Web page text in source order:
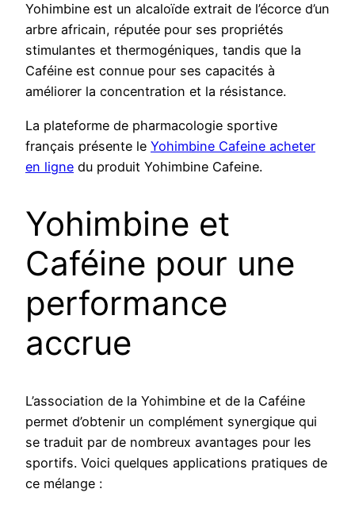
Yohimbine est un alcaloïde extrait de l’écorce d’un
arbre africain, réputée pour ses propriétés
stimulantes et thermogéniques, tandis que la
Caféine est connue pour ses capacités à
améliorer la concentration et la résistance.
La plateforme de pharmacologie sportive
français présente le Yohimbine Cafeine acheter
en ligne du produit Yohimbine Cafeine.
Yohimbine et
Caféine pour une
performance
accrue
L’association de la Yohimbine et de la Caféine
permet d’obtenir un complément synergique qui
se traduit par de nombreux avantages pour les
sportifs. Voici quelques applications pratiques de
ce mélange :